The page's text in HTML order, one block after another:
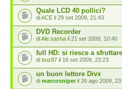
Quale LCD 40 pollici?
diACE il 29 set 2009, 21:43
DVD Recorder
diAle.sasha il 21 set 2009, 10:40
full HD: si riesce a
di buz87 il 16 set 2009, 23:23
un buon lettore Divx
di marcosniper il 26 ago 2009,